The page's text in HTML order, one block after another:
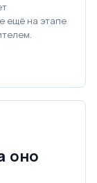
ещё на этапе
оно